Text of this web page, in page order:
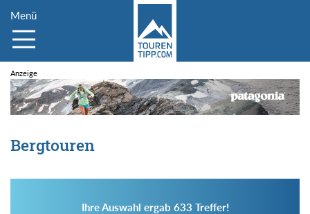
Menü
Bergtouren
Ihre Auswahl ergab 633 Treffer!